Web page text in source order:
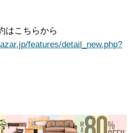
はこちらから
features/detail_new.php?